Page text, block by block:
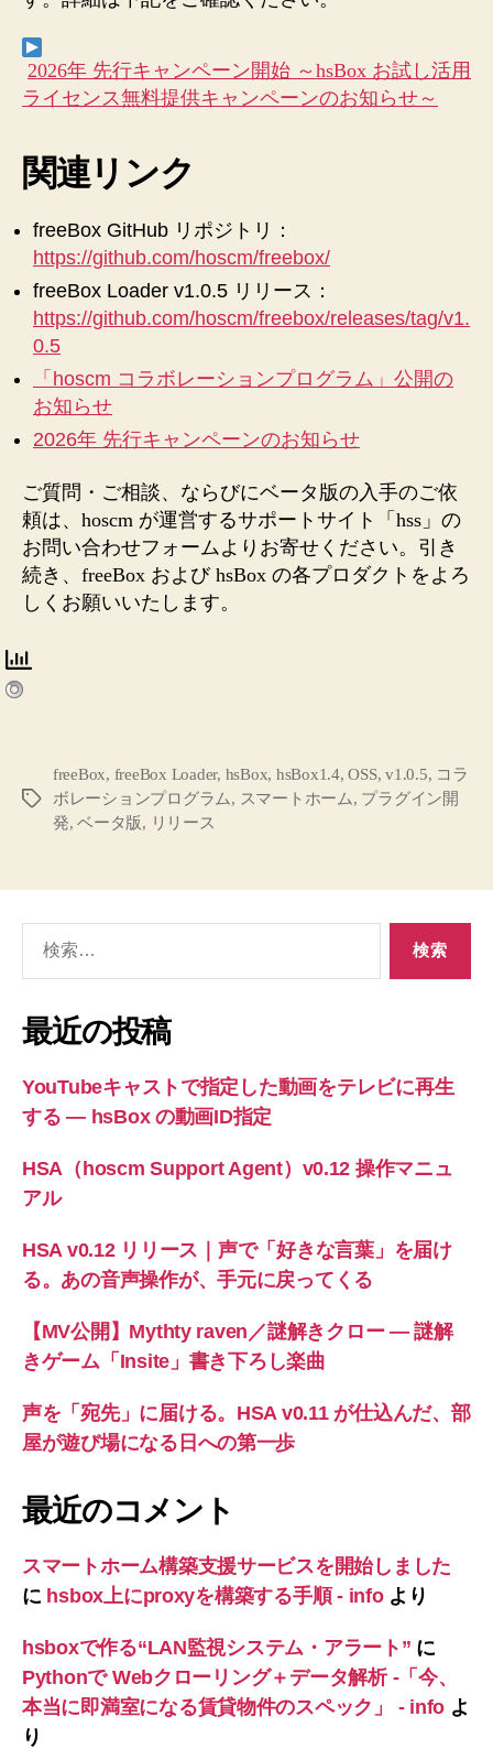
2026年 先行キャンペーン開始 ～hsBox お試し活用
ライセンス無料提供キャンペーンのお知らせ～
関連リンク
freeBox GitHub リポジトリ：
https://github.com/hoscm/freebox/
freeBox Loader v1.0.5 リリース：
https://github.com/hoscm/freebox/releases/tag/v1.
0.5
「hoscm コラボレーションプログラム」公開の
お知らせ
2026年 先行キャンペーンのお知らせ
ご質問・ご相談、ならびにベータ版の入手のご依
頼は、hoscm が運営するサポートサイト「hss」の
お問い合わせフォームよりお寄せください。引き
続き、freeBox および hsBox の各プロダクトをよろ
しくお願いいたします。
タ
freeBox, freeBox Loader, hsBox, hsBox1.4,OSS,v1.0.5, コラ
ボレーションプログラム, スマートホーム, プラグイン開
発,ベータ版, リリース
象:
最近の投稿
YouTubeキャストで指定した動画をテレビに再生
する ― hsBox の動画ID指定
HSA（hoscm Support Agent）v0.12 操作マニュ
アル
HSA v0.12 リリース｜声で「好きな言葉」を届け
る。あの音声操作が、手元に戻ってくる
【MV公開】Mythty raven／謎解きクロー — 謎解
きゲーム「Insite」書き下ろし楽曲
声を「宛先」に届ける。HSA v0.11 が仕込んだ、部
屋が遊び場になる日への第一歩
最近のコメント
スマートホーム構築支援サービスを開始しました
に hsbox上にproxyを構築する手順 - infoより
hsboxで作る“LAN監視システム・アラート” に
Pythonで Webクローリング＋データ解析 -「今、
本当に即満室になる賃貸物件のスペック」 - infoよ
り